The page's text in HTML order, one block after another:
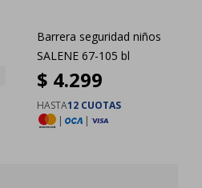
Barrera seguridad niños
SALENE 67-105 bl
$ 4.299
HASTA12 CUOTAS
|
|